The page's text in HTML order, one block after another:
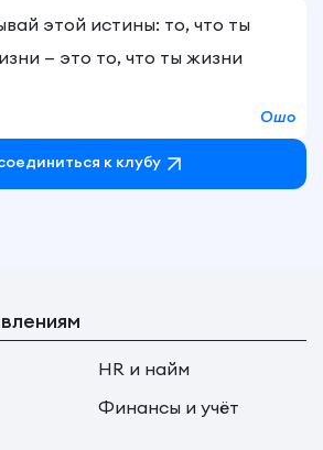
этой истины: то, что ты
— это то, что ты жизни
Ошо
к клубу
HR и найм
Финансы и учёт